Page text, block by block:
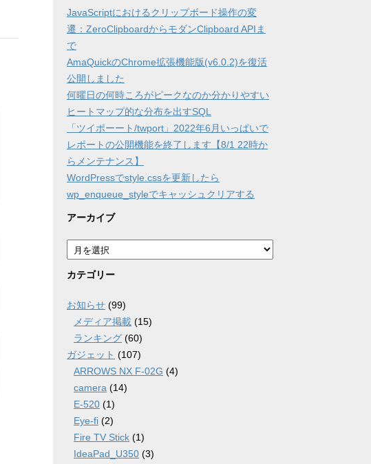
JavaScriptにおけるクリップボード操作の変
遷：ZeroClipboardからモダンClipboard APIま
で
AmaQuickのChrome拡張機能版(v6.0.2)を復活
公開しました
何曜日の何時ころがピークなのか分かりやすい
ヒートマップ的な分布を出すSQL
「ツイポーート/twport」2022年6月いっぱいで
レポートの公開機能を終了します【8/1 22時か
らメンテナンス】
WordPressでstyle.cssを更新したら
wp_enqueue_styleでキャッシュクリアする
アーカイブ
ア
ー
カ
ブ
カテゴリー
お知らせ (99)
メディア掲載 (15)
ランキング (60)
ガジェット (107)
ARROWS NX F-02G (4)
camera (14)
E-520 (1)
Eye-fi (2)
Fire TV Stick (1)
IdeaPad_U350 (3)